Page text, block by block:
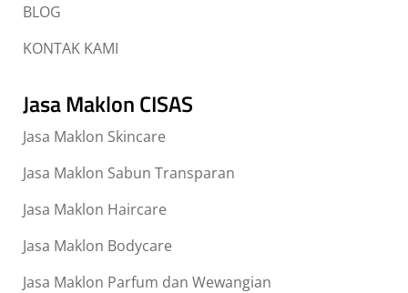
BLOG
KONTAK KAMI
Jasa Maklon CISAS
Jasa Maklon Skincare
Jasa Maklon Sabun Transparan
Jasa Maklon Haircare
Jasa Maklon Bodycare
Jasa Maklon Parfum dan Wewangian